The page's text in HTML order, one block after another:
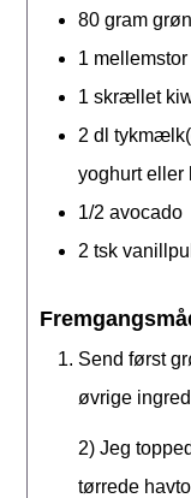
80gram
1
1 skrællet
2 dl
yoghurt eller
1/2 avocado
2 tsk
Send først
øvrige
2) Jeg
tørrede